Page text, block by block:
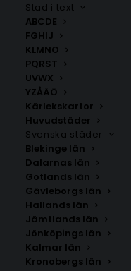
Stad i text
ABCDE
FGHIJ
KLMNO
PQRST
UVWX
YZÅÄÖ
Kärlekskartor
Huvudstäder
Svenska städer
Blekinge län
Dalarnas län
Gotlands län
Gävleborgs län
Hallands län
Jämtlands län
Jönköpings län
Kalmar län
Kronobergs län
Upptäck vårt utbud
Perfekta för att